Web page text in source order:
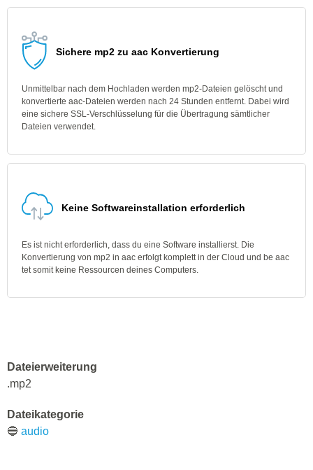
Sichere mp2 zu aac Konvertierung
Unmittelbar nach dem Hochladen werden mp2-Dateien gelöscht und
konvertierte aac-Dateien werden nach 24 Stunden entfernt. Dabei wird
eine sichere SSL-Verschlüsselung für die Übertragung sämtlicher
Dateien verwendet.
Keine Softwareinstallation erforderlich
Es ist nicht erforderlich, dass du eine Software installierst. Die
Konvertierung von mp2 in aac erfolgt komplett in der Cloud und be aac
tet somit keine Ressourcen deines Computers.
Dateierweiterung
.mp2
Dateikategorie
🔵 audio